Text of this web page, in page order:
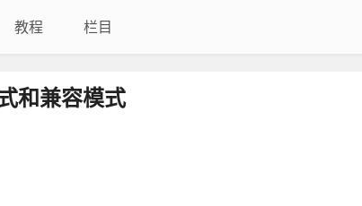
教程 栏目
和兼容模式